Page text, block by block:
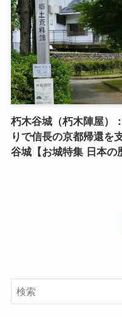
朽木谷城（朽木陣屋）
りで信長の京都帰還を
谷城【お城特集 日本の